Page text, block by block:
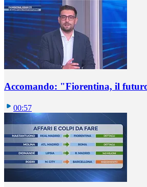
Accomando: "Fiorentina, il
00:57